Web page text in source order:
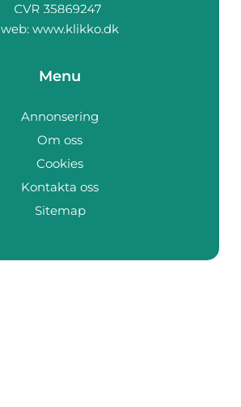
web: www.klikko.dk
Menu
Annonsering
Om oss
Cookies
Kontakta oss
Sitemap